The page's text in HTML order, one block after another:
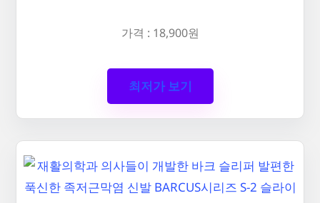
가격 : 18,900원
최저가 보기